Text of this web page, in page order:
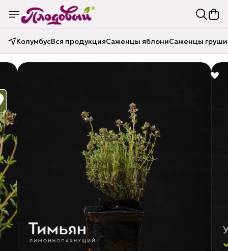
КолумбусВся продукцияСаженцы яблониСаженцы груши